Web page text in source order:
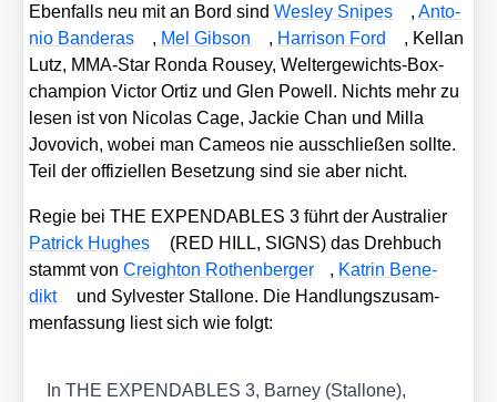
Eben­falls neu mit an Bord sindWes­ley Snipes ,Anto­
nio Ban­de­ras
, Mel Gib­son , Har­ri­son Ford
, Kel­lan
Lutz, MMA-Star Ron­da Rou­sey, Wel­ter­ge­wichts-Box­
cham­pi­on Vic­tor Ortiz und Glen Powell. Nichts mehr zu
lesen ist von Nico­las Cage, Jackie Chan und Mil­la
Jovo­vich, wobei man Came­os nie aus­schlie­ßen soll­te.
Teil der offi­zi­el­len Beset­zung sind sie aber nicht.
Regie bei THE EXPENDABLES 3 führt der Aus­tra­li­er
Patrick Hug­hes
(RED HILL, SIGNS) das Dreh­buch
stammt vonCreigh­ton Rothen­ber­ger , Kat­rin Bene­
dikt
und Syl­ves­ter Stal­lo­ne. Die Hand­lungs­zu­sam­
men­fas­sung liest sich wie folgt:
In THE EXPENDABLES 3, Bar­ney (Stal­lo­ne),